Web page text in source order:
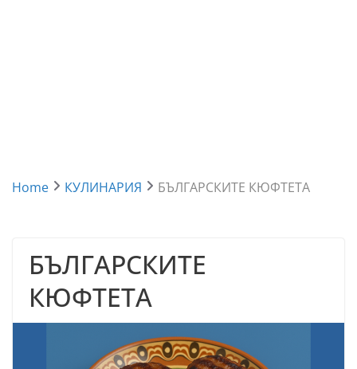
Home КУЛИНАРИЯ БЪЛГАРСКИТЕ КЮФТЕТА
БЪЛГАРСКИТЕ
КЮФТЕТА